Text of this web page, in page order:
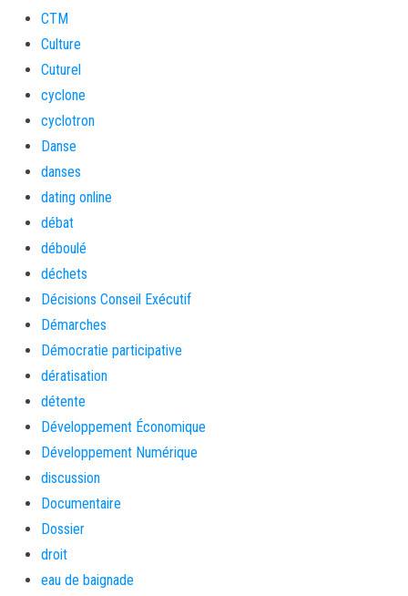
CTM
Culture
Cuturel
cyclone
cyclotron
Danse
danses
dating online
débat
déboulé
déchets
Décisions Conseil Exécutif
Démarches
Démocratie participative
dératisation
détente
Développement Économique
Développement Numérique
discussion
Documentaire
Dossier
droit
eau de baignade